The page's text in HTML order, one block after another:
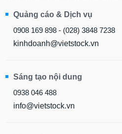
Quảng cáo & Dịch vụ
0908 169 898 - (028) 3848 7238
kinhdoanh@vietstock.vn
Sáng tạo nội dung
0938 046 488
info@vietstock.vn